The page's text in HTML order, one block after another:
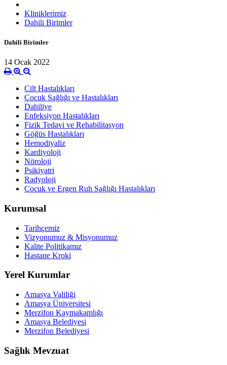
Kliniklerimiz
Dahili Birimler
Dahili Birimler
14 Ocak 2022
Cilt Hastalıkları
Çocuk Sağlığı ve Hastalıkları
Dahiliye
Enfeksiyon Hastalıkları
Fizik Tedavi ve Rehabilitasyon
Göğüs Hastalıkları
Hemodiyaliz
Kardiyoloji
Nöroloji
Psikiyatri
Radyoloji
Çocuk ve Ergen Ruh Sağlığı Hastalıkları
Kurumsal
Tarihçemiz
Vizyonumuz & Misyonumuz
Kalite Politikamız
Hastane Kroki
Yerel Kurumlar
Amasya Valiliği
Amasya Üniversitesi
Merzifon Kaymakamlığı
Amasya Belediyesi
Merzifon Belediyesi
Sağlık Mevzuat